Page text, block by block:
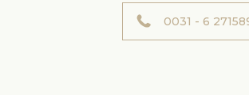
0031 - 6